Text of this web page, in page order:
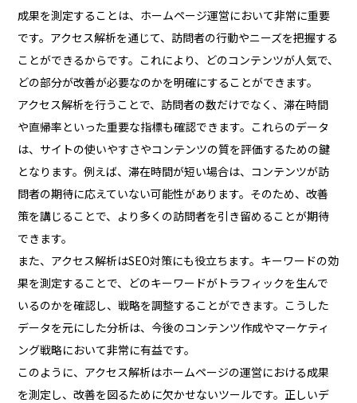
成果を測定することは、ホームページ運営において非常に重要
です。アクセス解析を通じて、訪問者の行動やニーズを把握する
ことができるからです。これにより、どのコンテンツが人気で、
どの部分が改善が必要なのかを明確にすることができます。
アクセス解析を行うことで、訪問者の数だけでなく、滞在時間
や直帰率といった重要な指標も確認できます。これらのデータ
は、サイトの使いやすさやコンテンツの質を評価するための鍵
となります。例えば、滞在時間が短い場合は、コンテンツが訪
問者の期待に応えていない可能性があります。そのため、改善
策を講じることで、より多くの訪問者を引き留めることが期待
できます。
また、アクセス解析はSEO対策にも役立ちます。キーワードの効
果を測定することで、どのキーワードがトラフィックを生んで
いるのかを確認し、戦略を調整することができます。こうした
データを元にした分析は、今後のコンテンツ作成やマーケティ
ング戦略において非常に有益です。
このように、アクセス解析はホームページの運営における成果
を測定し、改善を図るために欠かせないツールです。正しいデ